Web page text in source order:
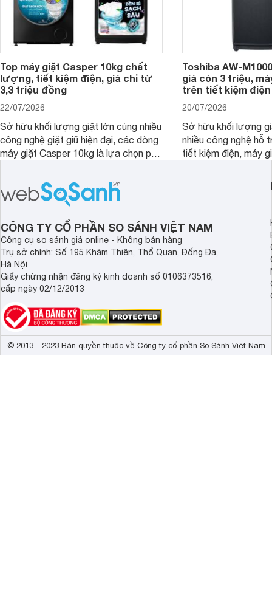
Top máy giặt Casper 10kg chất
lượng, tiết kiệm điện, giá chỉ từ
3,3 triệu đồng
22/07/2026
Sở hữu khối lượng giặt lớn cùng nhiều
công nghệ giặt giũ hiện đại, các dòng
máy giặt Casper 10kg là lựa chọn phù
Toshiba AW-
giá còn 3 triệu,
trên tiết kiệm
20/07/2026
Sở hữu khối lượng
nhiều công nghệ hỗ
tiết kiệm điện, máy
nhắc cho các gia
bán hiện đã giảm
CÔNG TY CỔ PHẦN SO SÁNH VIỆT NAM
Công cụ so sánh giá online - Không bán hàng
Trụ sở chính: Số 195 Khâm Thiên, Thổ Quan, Đống Đa,
Hà Nội
Giấy chứng nhận đăng ký kinh doanh số 0106373516,
cấp ngày 02/12/2013
© 2013 - 2023 Bản quyền thuộc về Công ty cổ phần So Sánh Việt Nam